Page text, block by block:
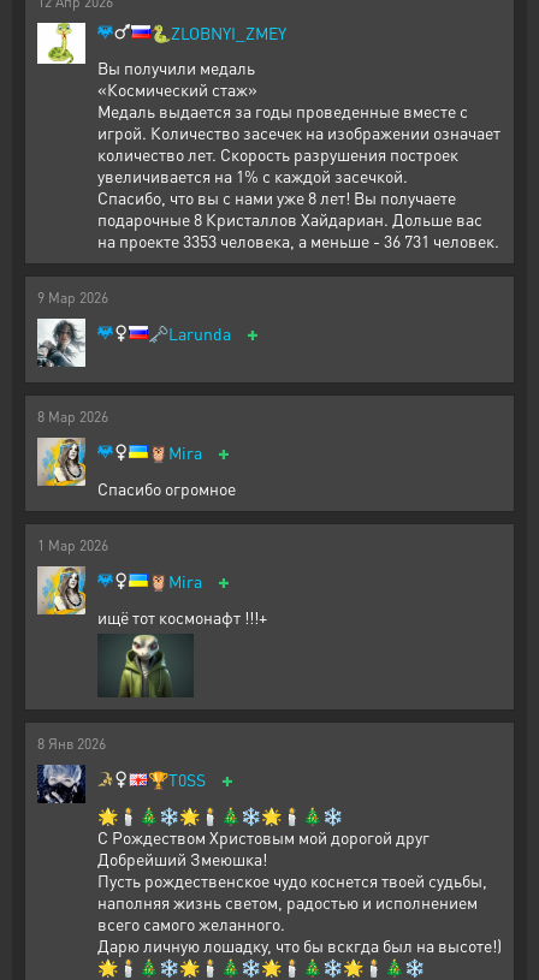
🐍 ZLOBNYI_ZMEY
Вы получили медаль
«Космический стаж»
Медаль выдается за годы проведенные вместе с
игрой. Количество засечек на изображении означает
количество лет. Скорость разрушения построек
увеличивается на 1% с каждой засечкой.
Спасибо, что вы с нами уже 8 лет! Вы получаете
подарочные 8 Кристаллов Хайдариан. Дольше вас
на проекте 3353 человека, а меньше - 36 731 человек.
9 Мар 2026
🗝️Larunda +
8 Мар 2026
🦉 Mira +
Спасибо огромное
1 Мар 2026
🦉 Mira +
ищё тот космонафт !!!+
8 Янв 2026
🏆T0SS +
🌟🕯️🎄❄️🌟🕯️🎄❄️🌟🕯️🎄❄️
С Рождеством Христовым мой дорогой друг
Добрейший Змеюшка!
Пусть рождественское чудо коснется твоей судьбы,
наполняя жизнь светом, радостью и исполнением
всего самого желанного.
Дарю личную лошадку, что бы вскгда был на высоте!)
🌟🕯️🎄❄️🌟🕯️🎄❄️🌟🕯️🎄❄️🌟🕯️🎄❄️